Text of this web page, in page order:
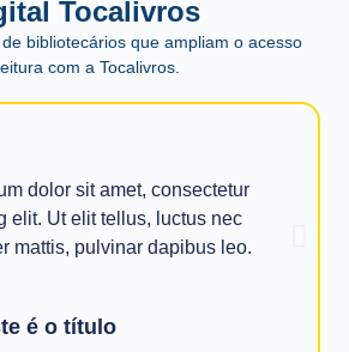
Tocalivros
bibliotecários que ampliam o acesso
com a Tocalivros.
dolor sit amet, consectetur
elit. Ut elit tellus, luctus nec
mattis, pulvinar dapibus leo.
é o título